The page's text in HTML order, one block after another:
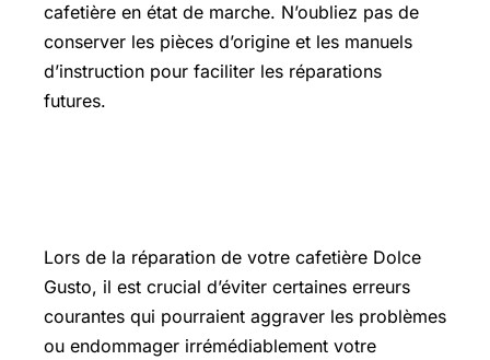
cafetière en état de marche. N’oubliez pas de
conserver les pièces d’origine et les manuels
d’instruction pour faciliter les réparations
futures.
Lors de la réparation de votre cafetière Dolce
Gusto, il est crucial d’éviter certaines erreurs
courantes qui pourraient aggraver les problèmes
ou endommager irrémédiablement votre